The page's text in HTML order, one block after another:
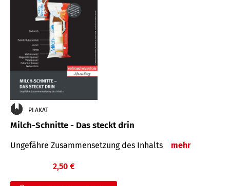
PLAKAT
Milch-Schnitte - Das steckt drin
Ungefähre Zu­sammen­setzung des Inhalts mehr
2,50 €